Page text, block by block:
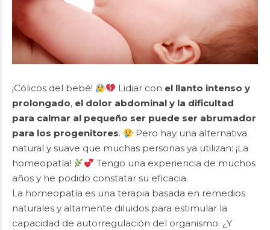
¡Cólicos del bebé! Lidiar con el llanto intenso y
prolongado, el dolor abdominal y la dificultad
para calmar al pequeño ser puede ser abrumador
para los progenitores.
Pero hay una alternativa
natural y suave que muchas personas ya utilizan: ¡La
homeopatía!
Tengo una experiencia de muchos
años y he podido constatar su eficacia.
La homeopatía es una terapia basada en remedios
naturales y altamente diluidos para estimular la
capacidad de autorregulación del organismo. ¿Y